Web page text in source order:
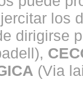
los
dirigirse
(Via